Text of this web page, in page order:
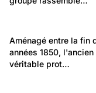
Genève (par
Lieux: Genève
Contamines
Aménagé entre la fin
années 1850,
véritable prot…